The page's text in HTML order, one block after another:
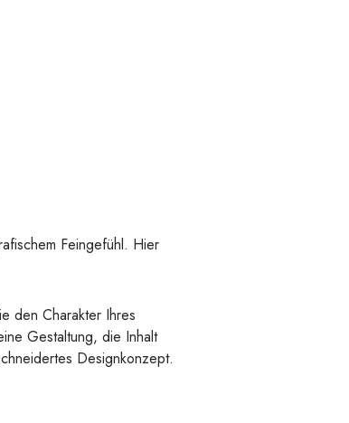
Feingefühl. Hier
den Charakter Ihres
Gestaltung, die Inhalt
Designkonzept.